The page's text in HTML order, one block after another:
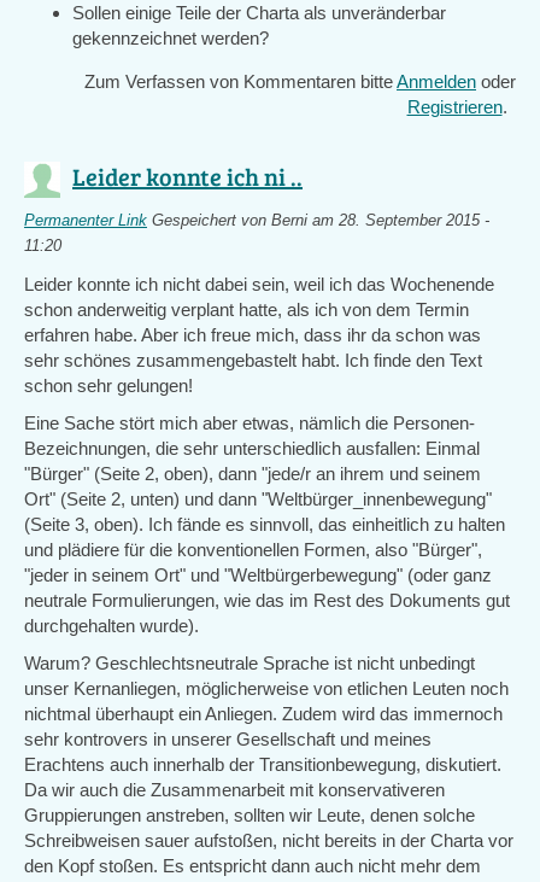
Sollen einige Teile der Charta als unveränderbar
gekennzeichnet werden?
Zum Verfassen von Kommentaren bitteAnmelden oder
Registrieren.
Leider konnte ich ni ..
Permanenter Link Gespeichert von Berni am 28. September 2015 -
11:20
Leider konnte ich nicht dabei sein, weil ich das Wochenende
schon anderweitig verplant hatte, als ich von dem Termin
erfahren habe. Aber ich freue mich, dass ihr da schon was
sehr schönes zusammengebastelt habt. Ich finde den Text
schon sehr gelungen!
Eine Sache stört mich aber etwas, nämlich die Personen-
Bezeichnungen, die sehr unterschiedlich ausfallen: Einmal
"Bürger" (Seite 2, oben), dann "jede/r an ihrem und seinem
Ort" (Seite 2, unten) und dann "Weltbürger_innenbewegung"
(Seite 3, oben). Ich fände es sinnvoll, das einheitlich zu halten
und plädiere für die konventionellen Formen, also "Bürger",
"jeder in seinem Ort" und "Weltbürgerbewegung" (oder ganz
neutrale Formulierungen, wie das im Rest des Dokuments gut
durchgehalten wurde).
Warum? Geschlechtsneutrale Sprache ist nicht unbedingt
unser Kernanliegen, möglicherweise von etlichen Leuten noch
nichtmal überhaupt ein Anliegen. Zudem wird das immernoch
sehr kontrovers in unserer Gesellschaft und meines
Erachtens auch innerhalb der Transitionbewegung, diskutiert.
Da wir auch die Zusammenarbeit mit konservativeren
Gruppierungen anstreben, sollten wir Leute, denen solche
Schreibweisen sauer aufstoßen, nicht bereits in der Charta vor
den Kopf stoßen. Es entspricht dann auch nicht mehr dem